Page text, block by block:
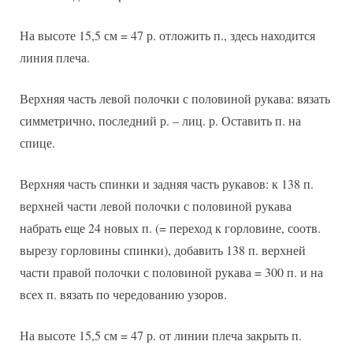
На высоте 15,5 см = 47 р. отложить п., здесь находится
линия плеча.
Верхняя часть левой полочки с половиной рукава: вязать
симметрично, последний р. – лиц. р. Оставить п. на
спице.
Верхняя часть спинки и задняя часть рукавов: к 138 п.
верхней части левой полочки с половиной рукава
набрать еще 24 новых п. (= переход к горловине, соотв.
вырезу горловины спинки), добавить 138 п. верхней
части правой полочки с половиной рукава = 300 п. и на
всех п. вязать по чередованию узоров.
На высоте 15,5 см = 47 р. от линии плеча закрыть п.